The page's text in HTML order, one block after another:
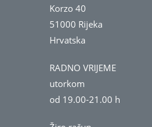
Korzo 40
51000 Rijeka
Hrvatska
RADNO VRIJEME
utorkom
od 19.00-21.00 h